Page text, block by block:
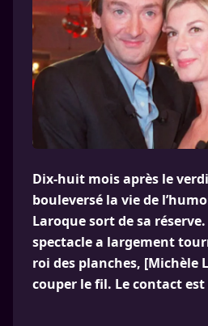
Dix-huit mois après le
bouleversé la vie de
Laroque sort de sa
spectacle a largement
roi des planches, [Michèle
couper le fil. Le contact